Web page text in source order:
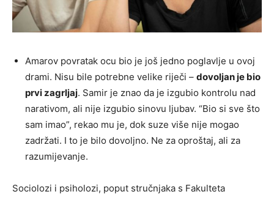
Amarov povratak ocu bio je još jedno poglavlje u ovoj
drami. Nisu bile potrebne velike riječi – dovoljan je bio
prvi zagrljaj. Samir je znao da je izgubio kontrolu nad
narativom, ali nije izgubio sinovu ljubav. “Bio si sve što
sam imao”, rekao mu je, dok suze više nije mogao
zadržati. I to je bilo dovoljno. Ne za oproštaj, ali za
razumijevanje.
Sociolozi i psiholozi, poput stručnjaka s Fakulteta